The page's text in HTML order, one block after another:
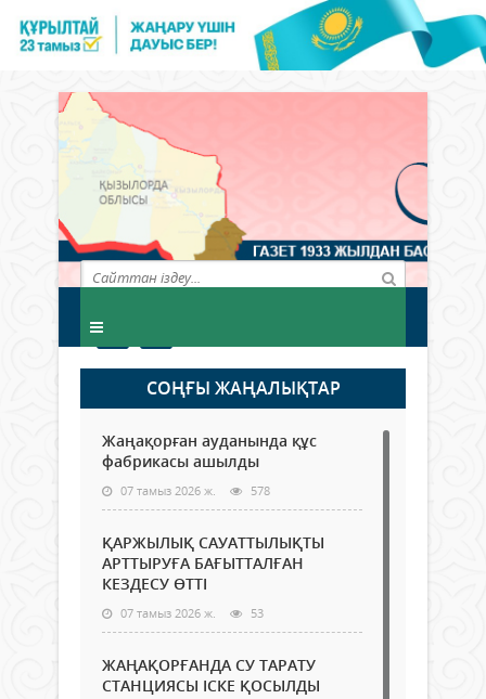
СОҢҒЫ ЖАҢАЛЫҚТАР
Жаңақорған ауданында құс
фабрикасы ашылды
07 тамыз 2026 ж. 578
ҚАРЖЫЛЫҚ САУАТТЫЛЫҚТЫ
АРТТЫРУҒА БАҒЫТТАЛҒАН
КЕЗДЕСУ ӨТТІ
07 тамыз 2026 ж. 53
ЖАҢАҚОРҒАНДА СУ ТАРАТУ
СТАНЦИЯСЫ ІСКЕ ҚОСЫЛДЫ